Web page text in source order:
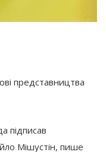
представництва
підписав
Мішустін, пише